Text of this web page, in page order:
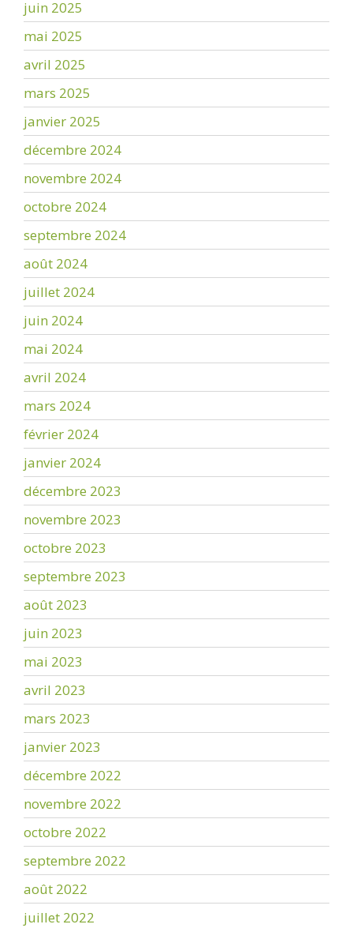
juin 2025
mai 2025
avril 2025
mars 2025
janvier 2025
décembre 2024
novembre 2024
octobre 2024
septembre 2024
août 2024
juillet 2024
juin 2024
mai 2024
avril 2024
mars 2024
février 2024
janvier 2024
décembre 2023
novembre 2023
octobre 2023
septembre 2023
août 2023
juin 2023
mai 2023
avril 2023
mars 2023
janvier 2023
décembre 2022
novembre 2022
octobre 2022
septembre 2022
août 2022
juillet 2022